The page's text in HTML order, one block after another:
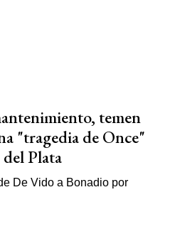
temen
"tragedia de Once"
Plata